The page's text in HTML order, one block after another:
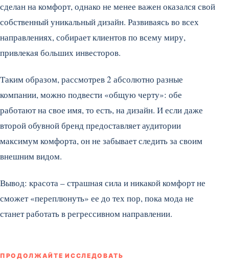
сделан на комфорт, однако не менее важен оказался свой
собственный уникальный дизайн. Развиваясь во всех
направлениях, собирает клиентов по всему миру,
привлекая больших инвесторов.
Таким образом, рассмотрев 2 абсолютно разные
компании, можно подвести «общую черту»: обе
работают на свое имя, то есть, на дизайн. И если даже
второй обувной бренд предоставляет аудитории
максимум комфорта, он не забывает следить за своим
внешним видом.
Вывод: красота – страшная сила и никакой комфорт не
сможет «переплюнуть» ее до тех пор, пока мода не
станет работать в регрессивном направлении.
ПРОДОЛЖАЙТЕ ИССЛЕДОВАТЬ